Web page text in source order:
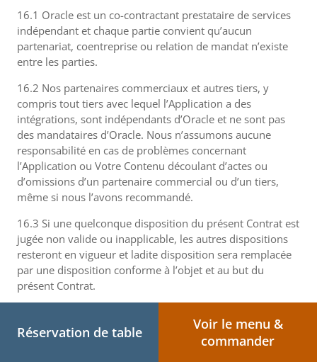
16.1 Oracle est un co-contractant prestataire de services
indépendant et chaque partie convient qu’aucun
partenariat, coentreprise ou relation de mandat n’existe
entre les parties.
16.2 Nos partenaires commerciaux et autres tiers, y
compris tout tiers avec lequel l’Application a des
intégrations, sont indépendants d’Oracle et ne sont pas
des mandataires d’Oracle. Nous n’assumons aucune
responsabilité en cas de problèmes concernant
l’Application ou Votre Contenu découlant d’actes ou
d’omissions d’un partenaire commercial ou d’un tiers,
même si nous l’avons recommandé.
16.3 Si une quelconque disposition du présent Contrat est
jugée non valide ou inapplicable, les autres dispositions
resteront en vigueur et ladite disposition sera remplacée
par une disposition conforme à l’objet et au but du
présent Contrat.
atteinte aux droits de propriété d’Oracle, aucune action,
sous quelque forme que ce soit, découlant du présent
Réservation de table
Voir le menu &
commander